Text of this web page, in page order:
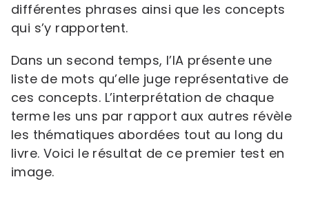
différentes phrases ainsi que les concepts
qui s’y rapportent.
Dans un second temps, l’IA présente une
liste de mots qu’elle juge représentative de
ces concepts. L’interprétation de chaque
terme les uns par rapport aux autres révèle
les thématiques abordées tout au long du
livre. Voici le résultat de ce premier test en
image.